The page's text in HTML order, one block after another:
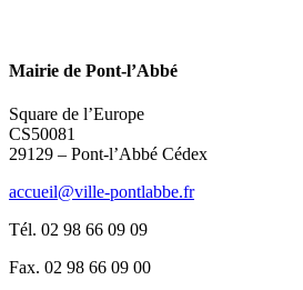
Mairie de Pont-l’Abbé
Square de l’Europe
CS50081
29129 – Pont-l’Abbé Cédex
accueil@ville-pontlabbe.fr
Tél. 02 98 66 09 09
Fax. 02 98 66 09 00